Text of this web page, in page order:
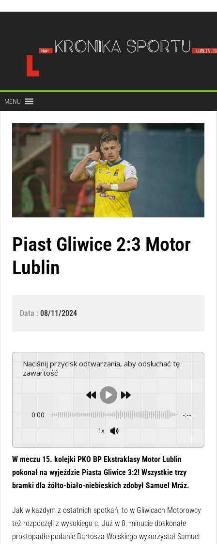
treści
MENU
Piast Gliwice 2:3 Motor
Lublin
Data : 08/11/2024
Naciśnij przycisk odtwarzania, aby odsłuchać tę
zawartość
0:00 -:--
1x
W meczu 15. kolejki PKO BP Ekstraklasy Motor Lublin
pokonał na wyjeździe Piasta Gliwice 3:2! Wszystkie trzy
bramki dla żółto-biało-niebieskich zdobył Samuel Mráz.
Jak w każdym z ostatnich spotkań, to w Gliwicach Motorowcy
też rozpoczęli z wysokiego c. Już w 8. minucie doskonałe
prostopadłe podanie Bartosza Wolskiego wykorzystał Samuel